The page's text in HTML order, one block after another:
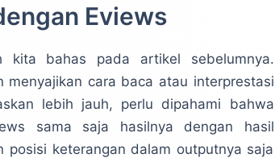
Eviews
kita bahas pada artikel sebelumnya.
cara baca atau interprestasi
lebih jauh, perlu dipahami bahwa
sama saja hasilnya dengan hasil
posisi keterangan dalam outputnya saja